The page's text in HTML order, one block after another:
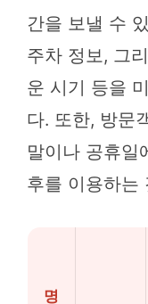
간을 보낼 수
주차 정보, 그
운 시기 등을
다. 또한, 방문
말이나 공휴일
후를 이용하는
명